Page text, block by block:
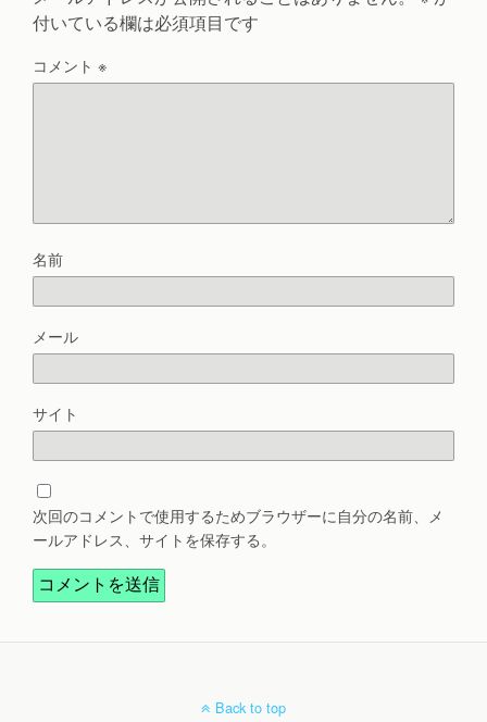
付いている欄は必須項目です
コメント ※
名前
メール
サイト
次回のコメントで使用するためブラウザーに自分の名前、メ
ールアドレス、サイトを保存する。
Back to top